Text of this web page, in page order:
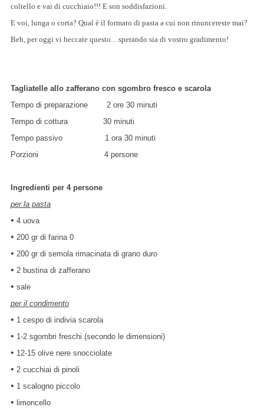
coltello e vai di cucchiaio!!! E son soddisfazioni.
E voi, lunga o corta? Qual è il formato di pasta a cui non rinuncereste mai?
Beh, per oggi vi beccate questo…sperando sia di vostro gradimento!
Tagliatelle allo zafferano con sgombro fresco e scarola
Tempo di preparazione 2 ore 30 minuti
Tempo di cottura 30 minuti
Tempo passivo 1 ora 30 minuti
Porzioni 4 persone
Ingredienti per 4 persone
per la pasta
• 4 uova
• 200 gr di farina 0
• 200 gr di semola rimacinata di grano duro
• 2 bustina di zafferano
• sale
per il condimento
• 1 cespo di indivia scarola
• 1-2 sgombri freschi (secondo le dimensioni)
• 12-15 olive nere snocciolate
• 2 cucchiai di pinoli
• 1 scalogno piccolo
• limoncello